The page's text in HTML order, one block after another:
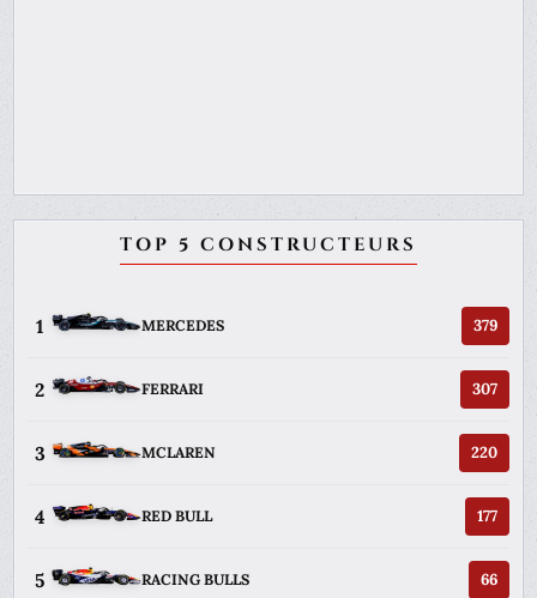
TOP 5 CONSTRUCTEURS
1 MERCEDES 379
2 FERRARI 307
3 MCLAREN 220
4 RED BULL 177
5 RACING BULLS 66